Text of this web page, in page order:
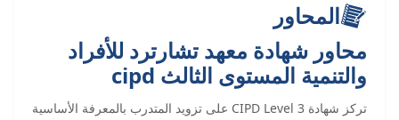
المحاور
محاور شهادة معهد تشارترد للأفراد
والتنمية المستوى الثالث cipd
تركز شهادة CIPD Level 3 على تزويد المتدرب بالمعرفة الأساسية